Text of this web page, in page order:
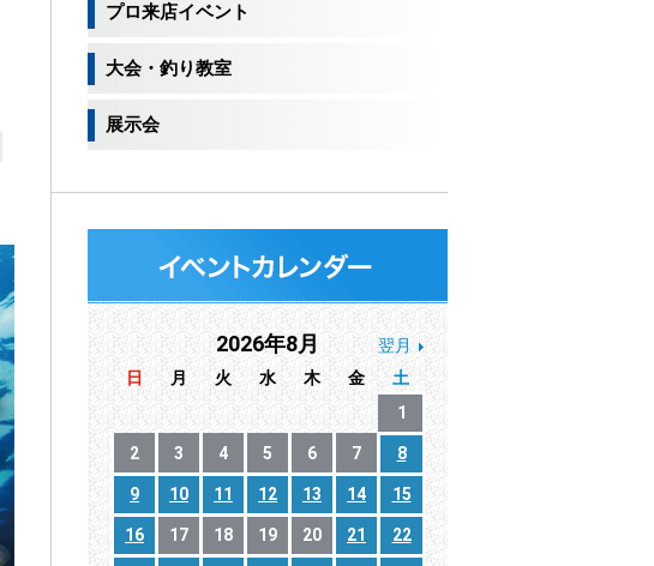
プロ来店イベント
大会・釣り教室
展示会
2026年8月
翌月
日
月 火 水 木 金
土
1
2 3 4 5 6 7 8
9 10 11 12 13 14 15
16 17 18 19 20 21 22